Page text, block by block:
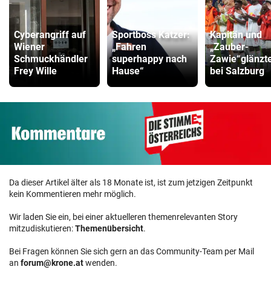
Cyberangriff auf
Wiener
Schmuckhändler
Frey Wille
Sportboss Katzer:
„Fahren
superhappy nach
Hause“
Kapitän und
„Zauber-
bei Salzburg
Da dieser Artikel älter als 18 Monate ist, ist zum jetzigen Zeitpunkt
kein Kommentieren mehr möglich.
Wir laden Sie ein, bei einer aktuelleren themenrelevanten Story
mitzudiskutieren:Themenübersicht.
Bei Fragen können Sie sich gern an das Community-Team per Mail
an forum@krone.atwenden.